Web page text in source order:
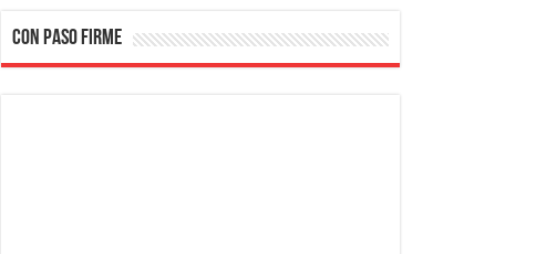
CON PASO FIRME